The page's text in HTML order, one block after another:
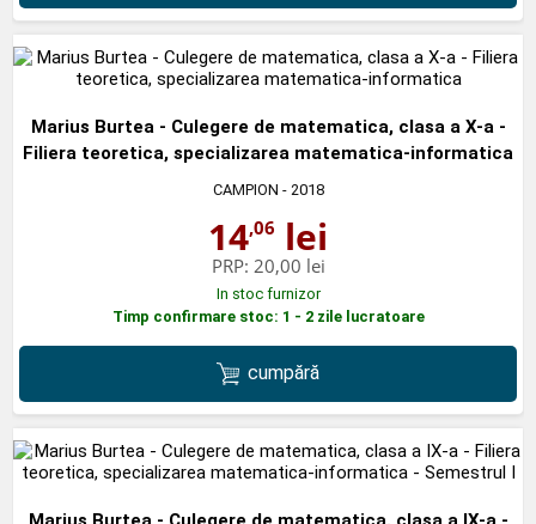
Marius Burtea - Culegere de matematica, clasa a X-a -
Filiera teoretica, specializarea matematica-informatica
CAMPION - 2018
14,06 lei
PRP: 20,00 lei
In stoc furnizor
Timp confirmare stoc: 1 - 2 zile lucratoare
cumpără